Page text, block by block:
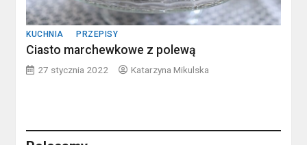
KUCHNIA PRZEPISY
Ciasto marchewkowe z polewą
27 stycznia 2022 Katarzyna Mikulska